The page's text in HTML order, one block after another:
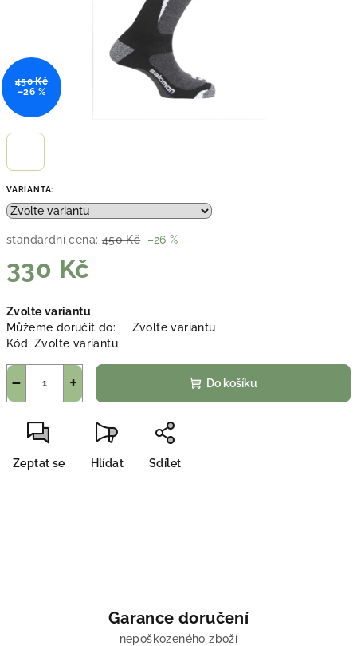
VARIANTA:
standardní cena: 450 Kč –26 %
330 Kč
cena:
Zvolte variantu
Můžeme doručit do:
Zvolte variantu
Kód: Zvolte variantu
+
− Do košíku
Zeptat se Hlídat Sdílet
450 Kč
–26 %
Garance doručení
nepoškozeného zboží